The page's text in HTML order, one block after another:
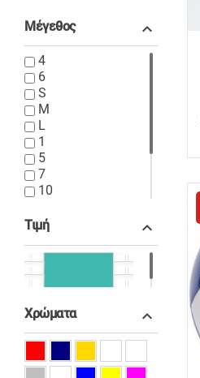
Μέγεθος 
4
6
S
M
L
1
5
7
10
1SZ
11
Τιμή 
0,00 € - 40,00 €
Χρώματα 